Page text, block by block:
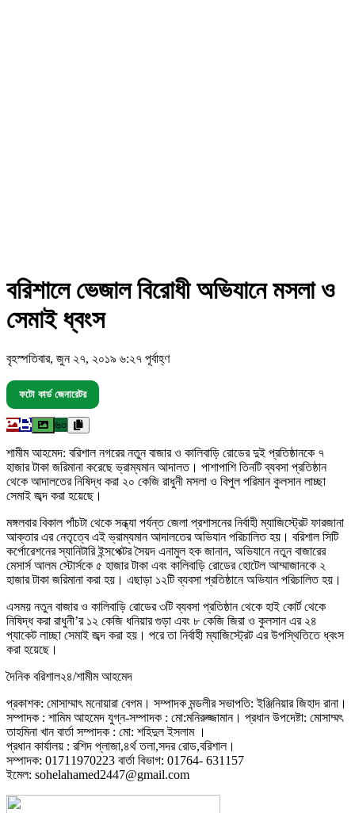
বরিশালে ভেজাল বিরোধী অভিযানে মসলা ও
সেমাই ধ্বংস
বৃহস্পতিবার, জুন ২৭, ২০১৯ ৬:২৭ পূর্বাহ্ণ
ফটো কার্ড জেনারেটর
৬০
শামীম আহমেদ: বরিশাল নগরের নতুন বাজার ও কালিবাড়ি রোডের দুই প্রতিষ্ঠানকে ৭
হাজার টাকা জরিমানা করেছে ভ্রাম্যমান আদালত। পাশাপাশি তিনটি ব্যবসা প্রতিষ্ঠান
থেকে আদালতের নিষিদ্ধ করা ২০ কেজি রাধুনী মসলা ও বিপুল পরিমান কুলসান লাচ্ছা
সেমাই জব্দ করা হয়েছে।
মঙ্গলবার বিকাল পাঁচটা থেকে সন্ধ্যা পর্যন্ত জেলা প্রশাসনের নির্বাহী ম্যাজিস্ট্রেট ফারজানা
আক্তার এর নেতৃত্বে এই ভ্রাম্যমান আদালতের অভিযান পরিচালিত হয়। বরিশাল সিটি
কর্পোরেশনের স্যানিটারি ইন্সপেক্টর সৈয়দ এনামুল হক জানান, অভিযানে নতুন বাজারের
মেসার্স আলম স্টোর্সকে ৫ হাজার টাকা এবং কালিবাড়ি রোডের হোটেল আম্মাজানকে ২
হাজার টাকা জরিমানা করা হয়। এছাড়া ১২টি ব্যবসা প্রতিষ্ঠানে অভিযান পরিচালিত হয়।
এসময় নতুন বাজার ও কালিবাড়ি রোডের ৩টি ব্যবসা প্রতিষ্ঠান থেকে হাই কোর্ট থেকে
নিষিদ্ধ করা রাধুনী’র ১২ কেজি ধনিয়ার গুড়া এবং ৮ কেজি জিরা ও কুলসান এর ২৪
প্যাকেট লাচ্ছা সেমাই জব্দ করা হয়। পরে তা নির্বাহী ম্যাজিস্ট্রেট এর উপস্থিতিতে ধ্বংস
করা হয়েছে।
দৈনিক বরিশাল২৪/শামীম আহমেদ
প্রকাশক: মোসাম্মাৎ মনোয়ারা বেগম। সম্পাদক মন্ডলীর সভাপতি: ইঞ্জিনিয়ার জিহাদ রানা।
সম্পাদক : শামিম আহমেদ যুগ্ন-সম্পাদক : মো:মনিরুজ্জামান। প্রধান উপদেষ্টা: মোসাম্মৎ
তাহমিনা খান বার্তা সম্পাদক : মো: শহিদুল ইসলাম ।
প্রধান কার্যালয় : রশিদ প্লাজা,৪র্থ তলা,সদর রোড,বরিশাল।
সম্পাদক: 01711970223 বার্তা বিভাগ: 01764- 631157
ইমেল: sohelahamed2447@gmail.com